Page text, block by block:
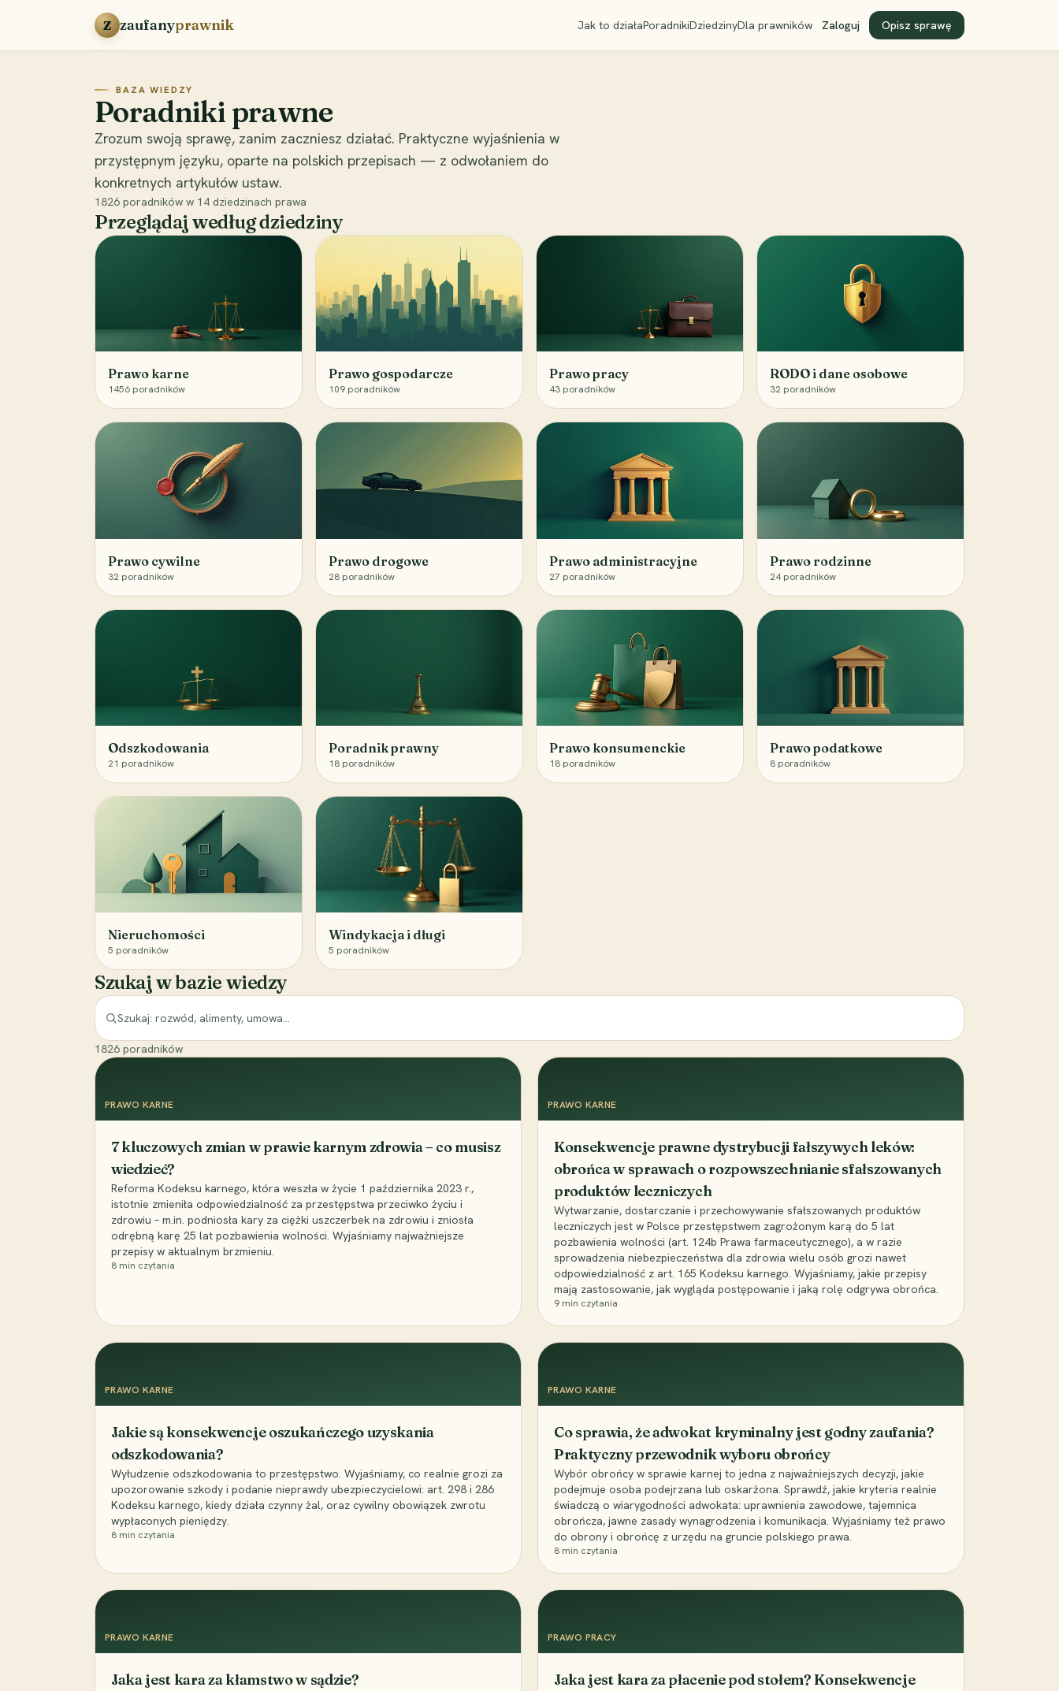
Przejdź do treści
Z zaufanyprawnik Jak to działaPoradnikiDziedzinyDla prawników Zaloguj Opisz sprawę
BAZA WIEDZY
Poradniki prawne
Zrozum swoją sprawę, zanim zaczniesz działać. Praktyczne wyjaśnienia w
przystępnym języku, oparte na polskich przepisach — z odwołaniem do
konkretnych artykułów ustaw.
1826 poradników w 14 dziedzinach prawa
Przeglądaj według dziedziny
Prawo karne
1456 poradników
Prawo gospodarcze
109 poradników
Prawo pracy
43 poradników
RODO i dane osobowe
32 poradników
Prawo cywilne
32 poradników
Prawo drogowe
28 poradników
Prawo administracyjne
27 poradników
Prawo rodzinne
24 poradników
Odszkodowania
21 poradników
Poradnik prawny
18 poradników
Prawo konsumenckie
18 poradników
Prawo podatkowe
8 poradników
Nieruchomości
5 poradników
Windykacja i długi
5 poradników
Szukaj w bazie wiedzy
1826 poradników
PRAWO KARNE
7 kluczowych zmian w prawie karnym zdrowia – co musisz
wiedzieć?
Reforma Kodeksu karnego, która weszła w życie 1 października 2023 r.,
istotnie zmieniła odpowiedzialność za przestępstwa przeciwko życiu i
zdrowiu – m.in. podniosła kary za ciężki uszczerbek na zdrowiu i zniosła
odrębną karę 25 lat pozbawienia wolności. Wyjaśniamy najważniejsze
przepisy w aktualnym brzmieniu.
8 min czytania
PRAWO KARNE
Konsekwencje prawne dystrybucji fałszywych leków:
obrońca w sprawach o rozpowszechnianie sfałszowanych
produktów leczniczych
Wytwarzanie, dostarczanie i przechowywanie sfałszowanych produktów
leczniczych jest w Polsce przestępstwem zagrożonym karą do 5 lat
pozbawienia wolności (art. 124b Prawa farmaceutycznego), a w razie
sprowadzenia niebezpieczeństwa dla zdrowia wielu osób grozi nawet
odpowiedzialność z art. 165 Kodeksu karnego. Wyjaśniamy, jakie przepisy
mają zastosowanie, jak wygląda postępowanie i jaką rolę odgrywa obrońca.
9 min czytania
PRAWO KARNE
Jakie są konsekwencje oszukańczego uzyskania
odszkodowania?
Wyłudzenie odszkodowania to przestępstwo. Wyjaśniamy, co realnie grozi za
upozorowanie szkody i podanie nieprawdy ubezpieczycielowi: art. 298 i 286
Kodeksu karnego, kiedy działa czynny żal, oraz cywilny obowiązek zwrotu
wypłaconych pieniędzy.
8 min czytania
PRAWO KARNE
Co sprawia, że adwokat kryminalny jest godny zaufania?
Praktyczny przewodnik wyboru obrońcy
Wybór obrońcy w sprawie karnej to jedna z najważniejszych decyzji, jakie
podejmuje osoba podejrzana lub oskarżona. Sprawdź, jakie kryteria realnie
świadczą o wiarygodności adwokata: uprawnienia zawodowe, tajemnica
obrończa, jawne zasady wynagrodzenia i komunikacja. Wyjaśniamy też prawo
do obrony i obrońcę z urzędu na gruncie polskiego prawa.
8 min czytania
PRAWO KARNE
Jaka jest kara za kłamstwo w sądzie?
PRAWO PRACY
Jaka jest kara za płacenie pod stołem? Konsekwencje